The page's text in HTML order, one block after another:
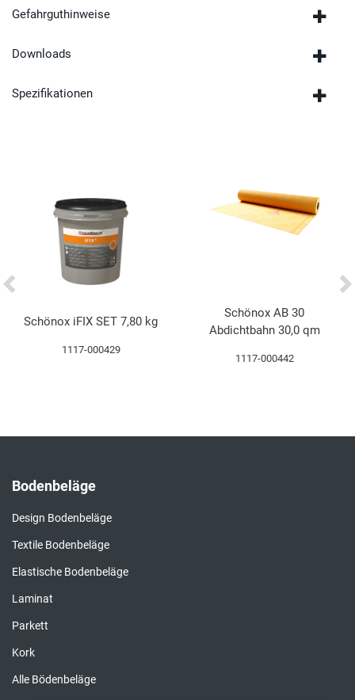
Gefahrguthinweise
Downloads
Spezifikationen
Schönox iFIX SET 7,80 kg
1117-000429
Schönox AB 30
Abdichtbahn 30,0 qm
1117-000442
Bodenbeläge
Design Bodenbeläge
Textile Bodenbeläge
Elastische Bodenbeläge
Laminat
Parkett
Kork
Alle Bödenbeläge